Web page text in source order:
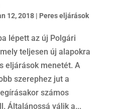
12, 2018| Peres eljárások
lépett az új Polgári
teljesen új alapokra
eljárások menetét. A
szerephez jut a
számos
Általánossá válik a...